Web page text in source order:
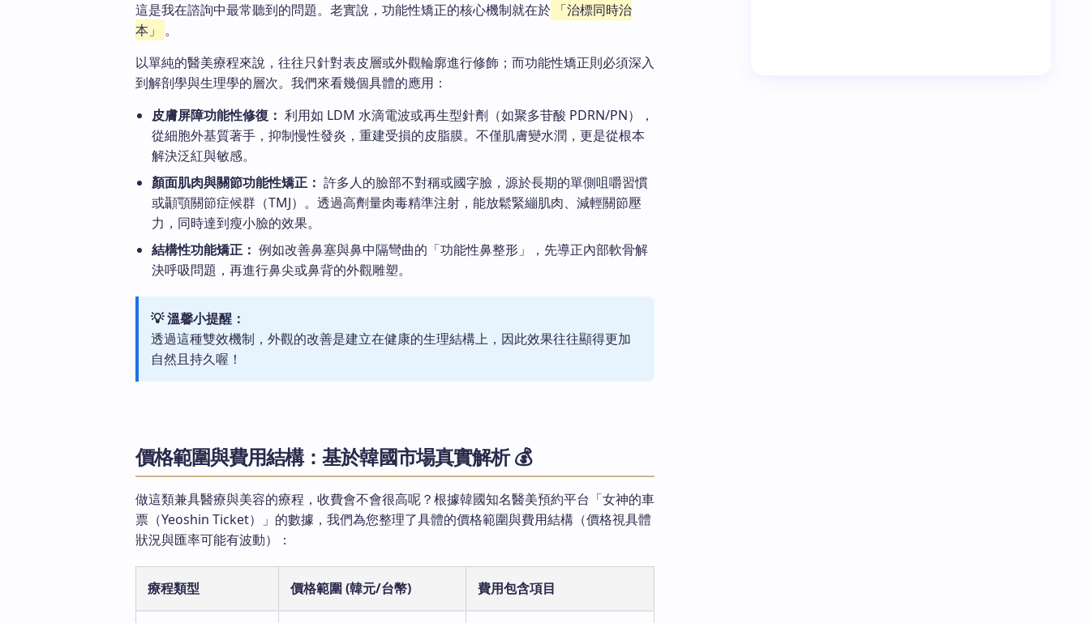
這是我在諮詢中最常聽到的問題。老實說，功能性矯正的核心機制就在於 「治標同時治
本」
。
以單純的醫美療程來說，往往只針對表皮層或外觀輪廓進行修飾；而功能性矯正則必須深入
到解剖學與生理學的層次。我們來看幾個具體的應用：
皮膚屏障功能性修復： 利用如 LDM 水滴電波或再生型針劑（如聚多苷酸 PDRN/PN），
從細胞外基質著手，抑制慢性發炎，重建受損的皮脂膜。不僅肌膚變水潤，更是從根本
解決泛紅與敏感。
顏面肌肉與關節功能性矯正： 許多人的臉部不對稱或國字臉，源於長期的單側咀嚼習慣
或顳顎關節症候群（TMJ）。透過高劑量肉毒精準注射，能放鬆緊繃肌肉、減輕關節壓
力，同時達到瘦小臉的效果。
結構性功能矯正： 例如改善鼻塞與鼻中隔彎曲的「功能性鼻整形」，先導正內部軟骨解
決呼吸問題，再進行鼻尖或鼻背的外觀雕塑。
💡 溫馨小提醒：
透過這種雙效機制，外觀的改善是建立在健康的生理結構上，因此效果往往顯得更加
自然且持久喔！
價格範圍與費用結構：基於韓國市場真實解析 💰
做這類兼具醫療與美容的療程，收費會不會很高呢？根據韓國知名醫美預約平台「女神的車
票（Yeoshin Ticket）」的數據，我們為您整理了具體的價格範圍與費用結構（價格視具體
狀況與匯率可能有波動）：
療程類型 價格範圍 (韓元/台幣) 費用包含項目